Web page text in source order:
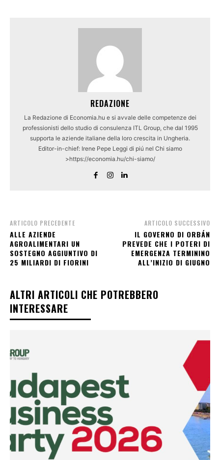
REDAZIONE
La Redazione di Economia.hu e si avvale delle competenze dei
professionisti dello studio di consulenza ITL Group, che dal 1995
supporta le aziende italiane della loro crescita in Ungheria.
Editor-in-chief: Irene Pepe Leggi di piú nel Chi siamo
>https://economia.hu/chi-siamo/
ARTICOLO PRECEDENTE
ALLE AZIENDE
AGROALIMENTARI UN
SOSTEGNO AGGIUNTIVO DI
25 MILIARDI DI FIORINI
ARTICOLO SUCCESSIVO
IL GOVERNO DI ORBÁN
PREVEDE CHE I POTERI DI
EMERGENZA TERMININO
ALL’INIZIO DI GIUGNO
ALTRI ARTICOLI CHE POTREBBERO
INTERESSARE